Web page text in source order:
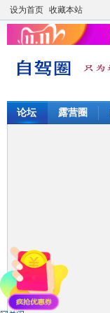
设为首页 收藏本站
论坛 露营圈